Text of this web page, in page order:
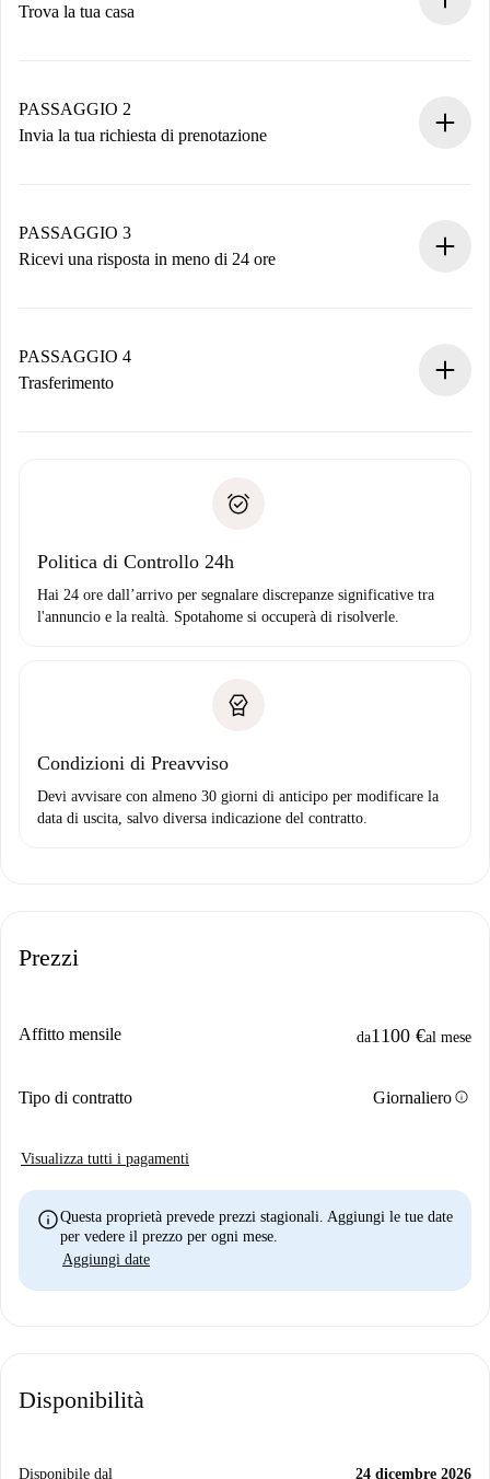
Trova la tua casa
Hai tutte le informazioni necessarie in anticipo.
PASSAGGIO 2
Invia la tua richiesta di prenotazione
non accetta.
PASSAGGIO 3
Ricevi una risposta in meno di 24 ore
contatto con il proprietario.
Se rifiutata: non ti addebiteremo nulla e ti proporremo
Domiciliazione del pagamento
PASSAGGIO 4
Trasferimento
solo se non segnali problemi.
Politica di Controllo 24h
Hai 24 ore dall’arrivo per segnalare discrepanze significative tra
l'annuncio e la realtà. Spotahome si occuperà di risolverle.
Condizioni di Preavviso
Devi avvisare con almeno 30 giorni di anticipo per modificare la
data di uscita, salvo diversa indicazione del contratto.
Prezzi
Affitto mensile da1100 €al mese
Tipo di contratto Giornalieroinfo
Visualizza tutti i pagamenti
infoQuesta proprietà prevede prezzi stagionali. Aggiungi le tue date
per vedere il prezzo per ogni mese.
Aggiungi date
Disponibilità
Disponibile dal 24 dicembre 2026